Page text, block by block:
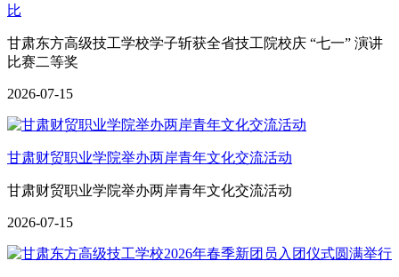
比
甘肃东方高级技工学校学子斩获全省技工院校庆 “七一” 演讲
比赛二等奖
2026-07-15
甘肃财贸职业学院举办两岸青年文化交流活动
甘肃财贸职业学院举办两岸青年文化交流活动
2026-07-15